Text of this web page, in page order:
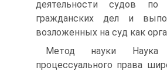
деятельности судов по
гражданских дел и
возложенных на суд как
Метод науки Наука
процессуального права